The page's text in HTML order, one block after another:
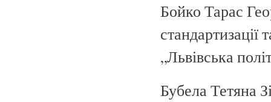
Бойко Тарас
стандартизації
„Львівська
Бубела Тетяна